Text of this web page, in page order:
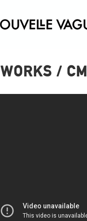
WORKS / CM